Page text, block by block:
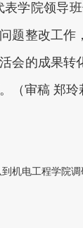
表学院领导
题整改工作
会的成果转
（审稿 郑玲
机电工程学院